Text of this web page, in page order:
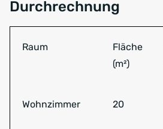
Durchrechnung
Raum
Fläche
(m²)
Wohnzimmer 20